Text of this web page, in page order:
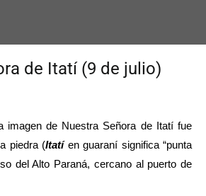
de Itatí (9 de julio)
imagen de Nuestra Señora de Itatí fue
piedra (Itatí en guaraní significa “punta
del Alto Paraná, cercano al puerto de